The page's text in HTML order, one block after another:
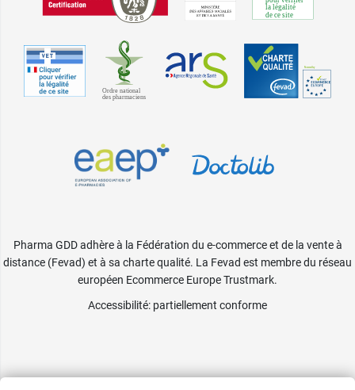
Pharma GDD adhère à la Fédération du e-commerce et de la vente à
distance (Fevad) et à sa charte qualité. La Fevad est membre du réseau
européen Ecommerce Europe Trustmark.
Accessibilité: partiellement conforme